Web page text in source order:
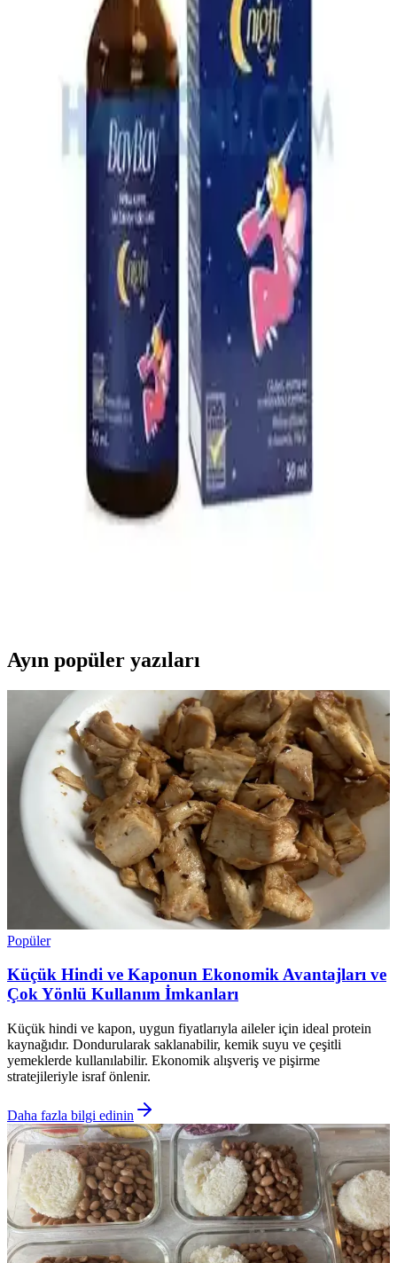
4 Aylık Bebekler İçin Ek Gıda Rehberi: Temel İlkeler
ve Uygulamalar
4 aylık bebekler için ek gıda süreci, gelişimsel belirtiler ve hijyen
kurallarıyla sağlıklı beslenme alışkanlıklarının kazanılması üzerine
En İyi Bebek Çantası Seçimi: Dayanıklı, Pratik ve
Ergonomik Modeller Rehberi
Bebek çantası seçerken dayanıklılık, su geçirmezlik, geniş iç hacim
ve ergonomik tasarım gibi önemli özelliklere dikkat edin. Bu
rehberle en uygun modeli kolayca bulun.
Çocuklar İçin Güvenli ve Etkili Boğaz Spreyleri:
Kullanım ve Güvenlik Rehberi
Çocuklar için güvenli ve doğal içeriklerle formüle edilen boğaz
spreyleri, tahrişi hafifletir ve rahatlatır. Kullanım talimatlarına
uyulduğunda güvenlidir, ebeveynler ve doktorlar tarafından tercih
Yıkanabilir Kilitli Bebek Mama Kabı ve Gıda
Poşetleri: Güvenli ve Ekonomik Saklama Çözümleri
Yıkanabilir kilitli bebek mama kabı ve gıda poşetleri hijyen ve
sürdürülebilirlik sağlar, kolay temizlenir, güvenli ve ekonomik
kullanımıyla ebeveynlerin tercihidir.
Bebeklerde Uyku Kalitesini Artıran Doğal Uyku
Ayın popüler yazıları
Popüler
Küçük Hindi ve Kaponun Ekonomik Avantajları ve
Çok Yönlü Kullanım İmkanları
Küçük hindi ve kapon, uygun fiyatlarıyla aileler için ideal protein
kaynağıdır. Dondurularak saklanabilir, kemik suyu ve çeşitli
yemeklerde kullanılabilir. Ekonomik alışveriş ve pişirme
stratejileriyle israf önlenir.
Daha fazla bilgi edinin